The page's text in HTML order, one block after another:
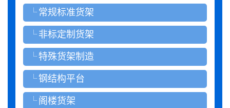
常规标准货架
非标定制货架
特殊货架制造
钢结构平台
阁楼货架